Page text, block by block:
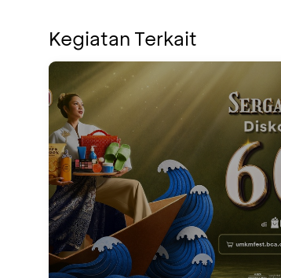
Kegiatan Terkait